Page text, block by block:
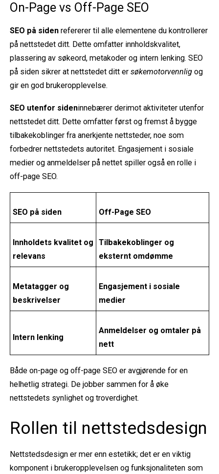
On-Page vs Off-Page SEO
SEO på siden refererer til alle elementene du kontrollerer
på nettstedet ditt. Dette omfatter innholdskvalitet,
plassering av søkeord, metakoder og intern lenking. SEO
på siden sikrer at nettstedet ditt er søkemotorvennlig og
gir en god brukeropplevelse.
SEO utenfor sideninnebærer derimot aktiviteter utenfor
nettstedet ditt. Dette omfatter først og fremst å bygge
tilbakekoblinger fra anerkjente nettsteder, noe som
forbedrer nettstedets autoritet. Engasjement i sosiale
medier og anmeldelser på nettet spiller også en rolle i
off-page SEO.
SEO på siden Off-Page SEO
Innholdets kvalitet og
relevans
Tilbakekoblinger og
eksternt omdømme
Metatagger og
beskrivelser
Engasjement i sosiale
medier
Intern lenking
Anmeldelser og omtaler på
nett
Både on-page og off-page SEO er avgjørende for en
helhetlig strategi. De jobber sammen for å øke
nettstedets synlighet og troverdighet.
Rollen til nettstedsdesign
Nettstedsdesign er mer enn estetikk; det er en viktig
komponent i brukeropplevelsen og funksjonaliteten som